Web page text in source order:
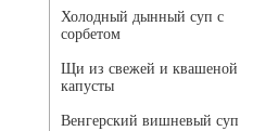
Холодный дынный суп с
сорбетом
Щи из свежей и квашеной
капусты
Венгерский вишневый суп